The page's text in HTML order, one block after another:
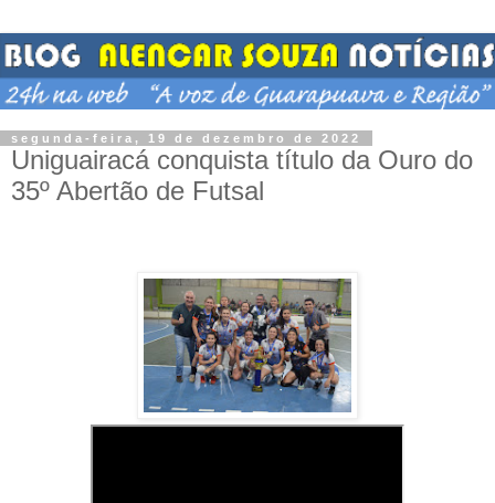
segunda-feira, 19 de dezembro de 2022
Uniguairacá conquista título da Ouro do
35º Abertão de Futsal